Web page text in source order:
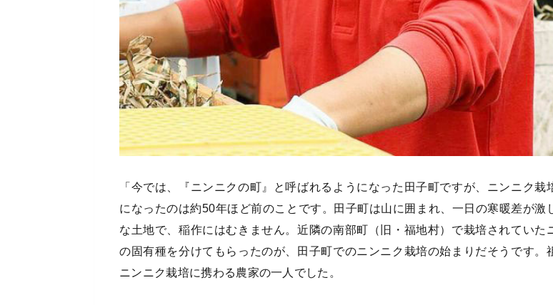
「今では、『ニンニクの町』と呼ばれるようになった田子町ですが、ニンニク栽
になったのは約50年ほど前のことです。田子町は山に囲まれ、一日の寒暖差が激
な土地で、稲作にはむきません。近隣の南部町（旧・福地村）で栽培されていた
の固有種を分けてもらったのが、田子町でのニンニク栽培の始まりだそうです。
ニンニク栽培に携わる農家の一人でした。